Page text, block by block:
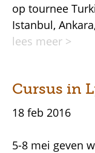
op tournee
Istanbul,
lees meer >
Cursus in
18 feb 2016
5-8 mei geven